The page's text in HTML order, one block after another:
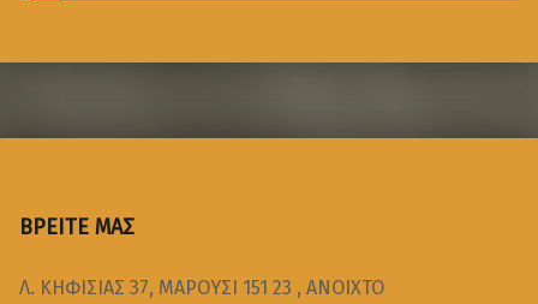
ΒΡΕΙΤΕ ΜΑΣ
Λ. ΚΗΦΙΣΙΑΣ 37, ΜΑΡΟΥΣΙ 151 23 , ΑΝΟΙΧΤΟ